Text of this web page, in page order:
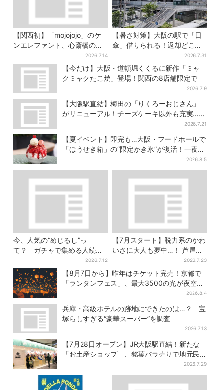
【関西初】「mojojojo」のケ
ンエレファント、心斎橋の地
下に“新アート拠点”をオープ
ン
2026.7.14
【暑さ対策】大阪の駅で「日
傘」借りられる！返却どこで
もOK、熱中症対策にシェアサ
ービス拡大
2026.7.31
【今だけ】大阪・道頓堀くくるに新作「ミャ
クミャクたこ焼」登場！関西の8店舗限定で
2026.7.9
【大阪駅直結】梅田の「りくろーおじさん」
がリニューアル！チーズケーキ以外も充実…並
2026.7.21
【夏イベント】即完も…大阪・フードホールで
「ほうせき箱」の“限定かき氷”が復活！一夜限
2026.8.5
今、人気の“めじるし”っ
て？ ガチャで集める人続
出…収集家とメーカーに聞い
たヒットの背景
2026.7.12
【7月スタート】脱力系のかわ
いさに大人も夢中…！ 芦屋の
美術館で「チェコ絵本」展、
老舗文具メーカーのグッズに
も注目
2026.7.23
【8月7日から】昨年はチケット完売！京都で
「ランタンフェス」、最大3500の光が夜空
2026.8.4
兵庫・高級ホテルの跡地にできたのは…？ 宝
塚らしすぎる“豪華スーパー”を調査
2026.7.13
【7月28日オープン】JR大阪駅直結！新たな
「お土産ショップ」、銘菓バラ売りで地元民
2026.7.29